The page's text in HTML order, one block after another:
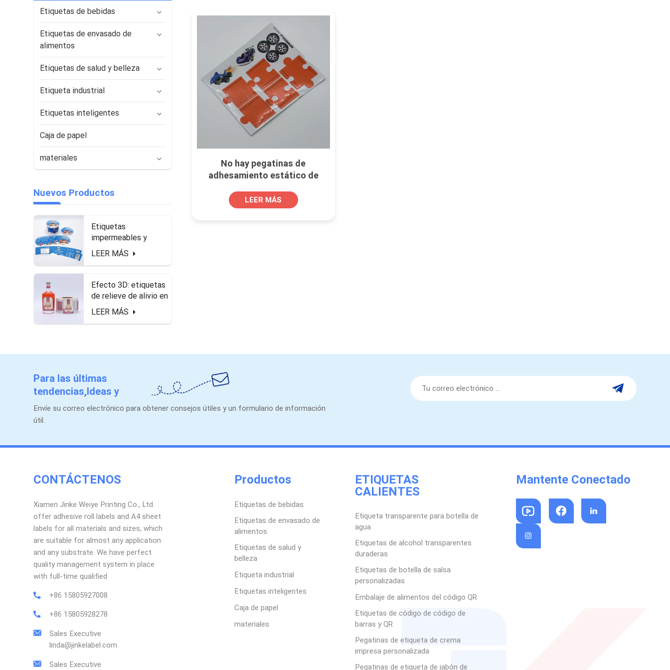
Etiquetas de bebidas
Etiquetas de envasado de
alimentos
Etiquetas de salud y belleza
Etiqueta industrial
Etiquetas inteligentes
Caja de papel
materiales
Nuevos Productos
Etiquetas
impermeables y
seguras de alimentos
en el paquete de
LEER MÁS
Efecto 3D: etiquetas
de relieve de alivio en
forma de rollo para
botella de licor
LEER MÁS
No hay pegatinas de
adhesamiento estático de
LEER MÁS
Para las últimas
tendencias,Ideas y
promociones.
Envíe su correo electrónico para obtener consejos útiles y un formulario de información
útil.
CONTÁCTENOS
Xiamen Jinke Weiye Printing Co., Ltd.
offer adhesive roll labels and A4 sheet
labels for all materials and sizes, which
are suitable for almost any application
and any substrate. We have perfect
quality management system in place
with full-time qualified
+86 15805927008
+86 15805928278
Sales Executive
linda@jinkelabel.com
Sales Executive
Productos
Etiquetas de bebidas
Etiquetas de envasado de
alimentos
Etiquetas de salud y
belleza
Etiqueta industrial
Etiquetas inteligentes
Caja de papel
materiales
ETIQUETAS
CALIENTES
Etiqueta transparente para botella de
agua
Etiquetas de alcohol transparentes
duraderas
Etiquetas de botella de salsa
personalizadas
Embalaje de alimentos del código QR
Etiquetas de código de código de
barras y QR
Pegatinas de etiqueta de crema
impresa personalizada
Pegatinas de etiqueta de jabón de
Mantente Conectado